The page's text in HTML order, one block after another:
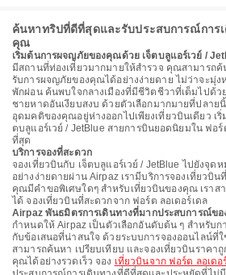
ค้นหาทริปที่ดีที่สุดและรับประสบการณ์การ
คุณ
เริ่มต้นการผจญภัยของคุณด้วย เจ็ตบลูแอร์เวย์ /
มีสถานที่ท่องเที่ยวมากมายให้สํารวจ คุณสามารถ
รับการผจญภัยของคุณได้อย่างง่ายดาย ไม่ว่าจะมุ่ง
พักผ่อน ค้นพบใจกลางเมืองที่มีชีวิตชีวาที่เต็มไปด้
ชายหาดอันเงียบสงบ ด้วยตัวเลือกมากมายที่ปลาย
อุดมคติของคุณอยู่ห่างออกไปเพียงเที่ยวบินเดียว เ
ตบลูแอร์เวย์ / JetBlue สายการบินยอดนิยมใน ฟอร์
ที่สุด
บริการจองที่สะดวก
จองเที่ยวบินกับ เจ็ตบลูแอร์เวย์ / JetBlue ไปยังจุ
อย่างง่ายดายผ่าน Airpaz เรามีบริการจองเที่ยวบิ
คุณมีคำขอพิเศษใดๆ สำหรับเที่ยวบินของคุณ เราส
ได้ จองเที่ยวบินที่สะดวกจาก ฟอร์ต ลอเดอร์เดล
Airpaz พันธมิตรการเดินทางที่มากประสบการณ์ข
กําหนดให้ Airpaz เป็นตัวเลือกอันดับต้น ๆ สําหรับก
กับข้อเสนอที่น่าสนใจ ด้วยระบบการจองออนไลน์ที่
สามารถค้นหา เปรียบเทียบ และจองเที่ยวบินราคา
คุณได้อย่างรวดเร็ว จอง เที่ยวบินจาก ฟอร์ต ลอเดอ